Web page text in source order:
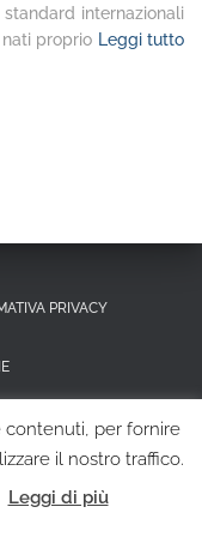
internazionali
proprio Leggi tutto
PRIVACY
PERSONALI
contenuti, per fornire
il nostro traffico.
Leggi di più